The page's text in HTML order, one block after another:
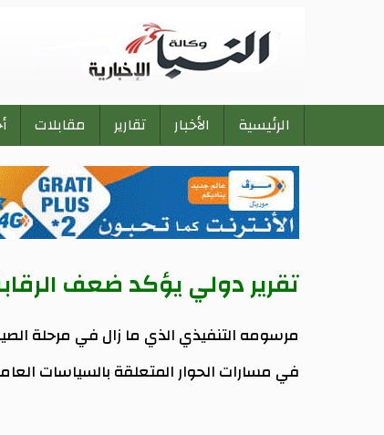
Main
navigation
الرئيسية الأخبار تقارير مقابلات
تقرير دولي يؤكد ضعف
مرسومه التنفيذي الذي ما زال في مرحلة
في مسارات الحوار المتعلقة بالسياسات